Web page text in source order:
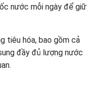
nước mỗi ngày để giữ
tiêu hóa, bao gồm cả
đầy đủ lượng nước